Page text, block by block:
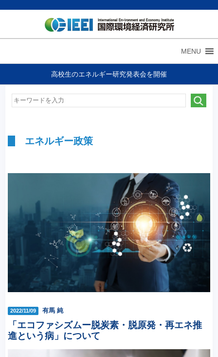
MENU
高校生のエネルギー研究発表会を開催
エネルギー政策
2022/11/09 有馬 純
「エコファシズムー脱炭素・脱原発・再エネ推
進という病」について